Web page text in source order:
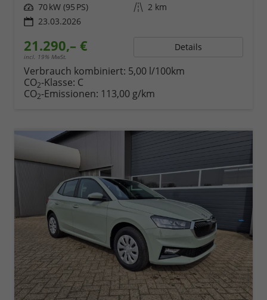
Leistung 70 kW (95 PS) Kilometerstand 2 km
23.03.2026
21.290,– €
incl. 19% MwSt.
Details
Verbrauch kombiniert: 5,00 l/100km
CO2-Klasse: C
CO2-Emissionen: 113,00 g/km